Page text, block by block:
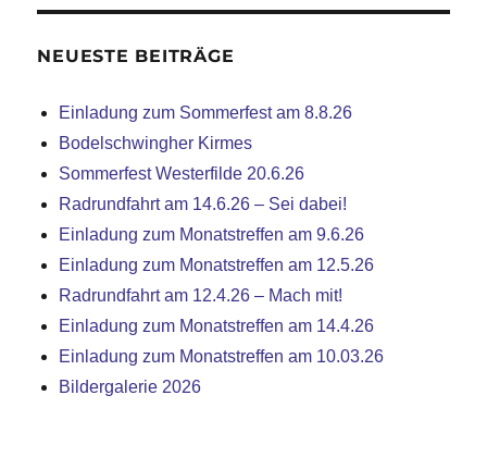
NEUESTE BEITRÄGE
Einladung zum Sommerfest am 8.8.26
Bodelschwingher Kirmes
Sommerfest Westerfilde 20.6.26
Radrundfahrt am 14.6.26 – Sei dabei!
Einladung zum Monatstreffen am 9.6.26
Einladung zum Monatstreffen am 12.5.26
Radrundfahrt am 12.4.26 – Mach mit!
Einladung zum Monatstreffen am 14.4.26
Einladung zum Monatstreffen am 10.03.26
Bildergalerie 2026